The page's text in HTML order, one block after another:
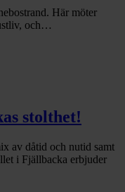
Här möter
och…
stolthet!
av dåtid och nutid samt
i Fjällbacka erbjuder